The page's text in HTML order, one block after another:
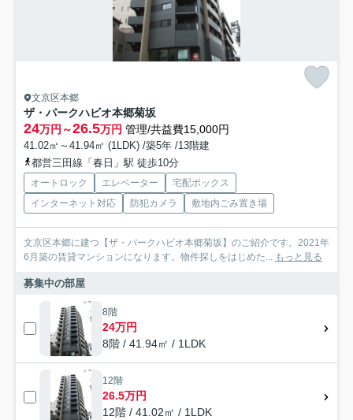
文京区本郷
ザ・パークハビオ本郷菊坂
24万円～26.5万円 管理/共益費15,000円
41.02㎡～41.94㎡ (1LDK) /築5年 /13階建
都営三田線「春日」駅 徒歩10分
オートロック エレベーター
宅配ボックス
インターネット対応
防犯カメラ 敷地内ごみ置き場
文京区本郷に建つ【ザ・パークハビオ本郷菊坂】のご紹介です。2021年
6月築の賃貸マンションになります。物件探しをはじめた... もっと見る
募集中の部屋
8階
24万円
8階 / 41.94㎡ / 1LDK
12階
26.5万円
12階 / 41.02㎡ / 1LDK